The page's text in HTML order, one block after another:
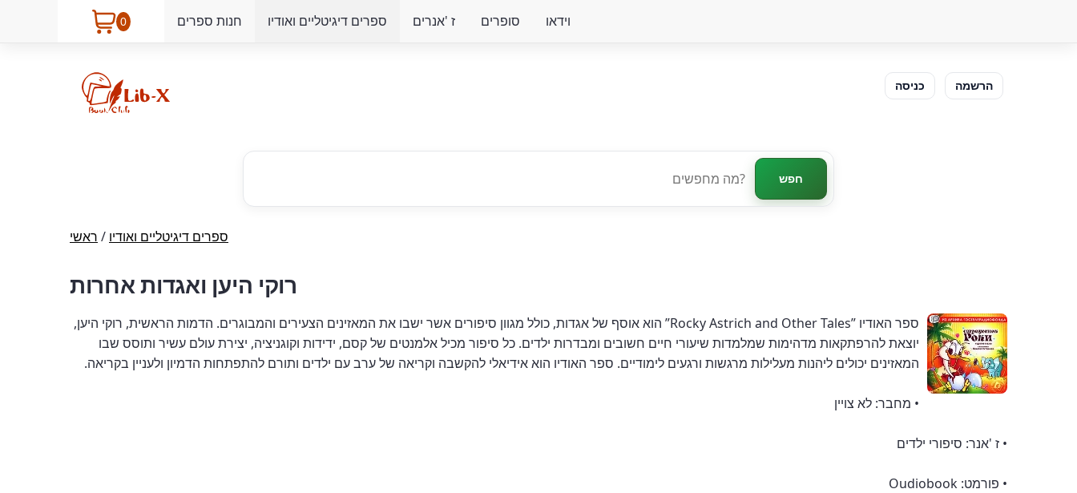
0 חנות ספרים ספרים דיגיטליים ואודיו ז 'אנרים סופרים וידאו
כניסה הרשמה
חפש
ראשי / ספרים דיגיטליים ואודיו
רוקי היען ואגדות אחרות
ספר האודיו ”Rocky Astrich and Other Tales” הוא אוסף של אגדות, כולל מגוון סיפורים אשר ישבו את המאזינים הצעירים והמבוגרים. הדמות הראשית, רוקי היען,
יוצאת להרפתקאות מדהימות שמלמדות שיעורי חיים חשובים ומבדרות ילדים. כל סיפור מכיל אלמנטים של קסם, ידידות וקוגניציה, יצירת עולם עשיר ותוסס שבו
המאזינים יכולים ליהנות מעלילות מרגשות ורגעים לימודיים. ספר האודיו הוא אידיאלי להקשבה וקריאה של ערב עם ילדים ותורם להתפתחות הדמיון ולעניין בקריאה.
• מחבר: לא צויין
• ז 'אנר: סיפורי ילדים
• פורמט: Oudiobook